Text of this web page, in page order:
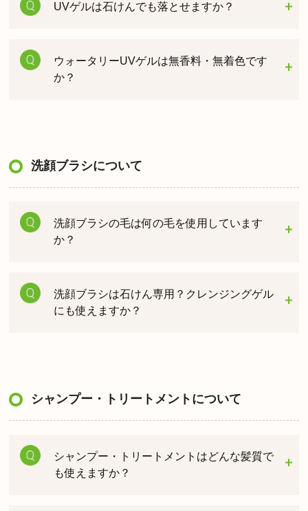
UVゲルは石けんでも落とせますか？
ウォータリーUVゲルは無香料・無着色です
か？
洗顔ブラシについて
洗顔ブラシの毛は何の毛を使用しています
か？
洗顔ブラシは石けん専用？クレンジングゲル
にも使えますか？
シャンプー・トリートメントについて
シャンプー・トリートメントはどんな髪質で
も使えますか？